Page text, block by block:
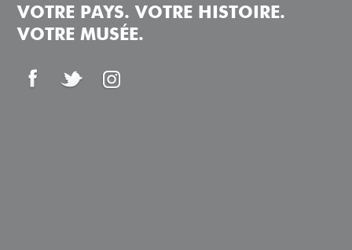
VOTRE PAYS. VOTRE HISTOIRE.
VOTRE MUSÉE.